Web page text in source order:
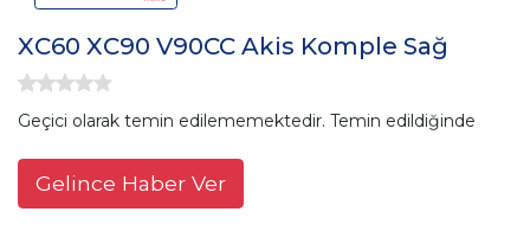
XC60 XC90 V90CC Akis Komple Sağ
Geçici olarak temin edilememektedir. Temin edildiğinde
Gelince Haber Ver